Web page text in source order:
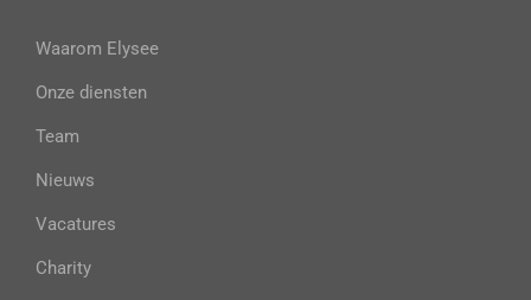
Waarom Elysee
Onze diensten
Team
Nieuws
Vacatures
Charity